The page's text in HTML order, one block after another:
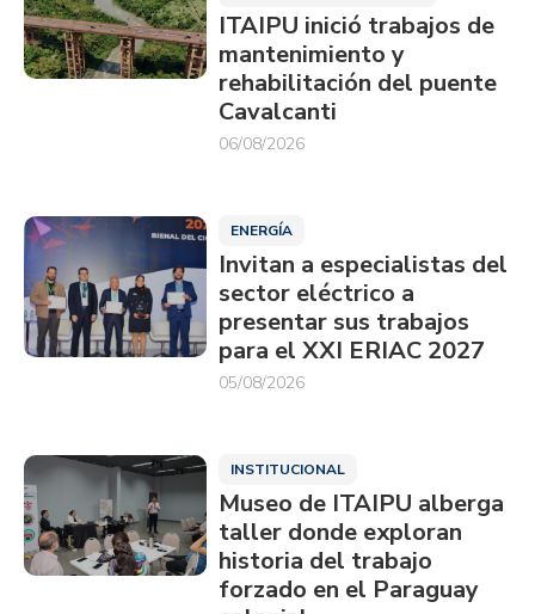
ITAIPU inició trabajos de
mantenimiento y
rehabilitación del puente
Cavalcanti
06/08/2026
ENERGÍA
Invitan a especialistas del
sector eléctrico a
presentar sus trabajos
para el XXI ERIAC 2027
05/08/2026
INSTITUCIONAL
Museo de ITAIPU alberga
taller donde exploran
historia del trabajo
forzado en el Paraguay